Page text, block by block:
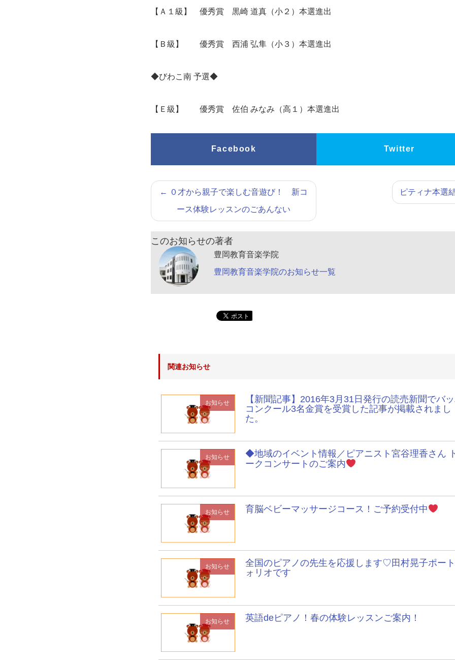
【Ａ１級】 優秀賞 黒崎 道真（小２）本選進出
【Ｂ級】 優秀賞 西浦 弘隼（小３）本選進出
◆びわこ南 予選◆
【Ｅ級】 優秀賞 佐伯 みなみ（高１）本選進出
Facebook Twitter
← ０才から親子で楽しむ音遊び！ 新コ
ース体験レッスンのごあんない
ピティナ本選
このお知らせの著者
豊岡教育音楽学院
豊岡教育音楽学院のお知らせ一覧
関連お知らせ
お知らせ
【新聞記事】2016年3月31日発行の読売新聞でバ
コンクール3名金賞を受賞した記事が掲載されまし
た。
お知らせ
◆地域のイベント情報／ピアニスト宮谷理香さん
ークコンサートのご案内
お知らせ 育脳ベビーマッサージコース！ご予約受付中
お知らせ
全国のピアノの先生を応援します♡田村晃子ポー
ォリオです
お知らせ 英語deピアノ！春の体験レッスンご案内！